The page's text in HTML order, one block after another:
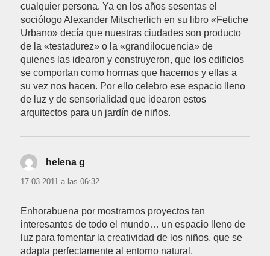
cualquier persona. Ya en los años sesentas el
sociólogo Alexander Mitscherlich en su libro «Fetiche
Urbano» decía que nuestras ciudades son producto
de la «testadurez» o la «grandilocuencia» de
quienes las idearon y construyeron, que los edificios
se comportan como hormas que hacemos y ellas a
su vez nos hacen. Por ello celebro ese espacio lleno
de luz y de sensorialidad que idearon estos
arquitectos para un jardín de niños.
helena g
17.03.2011 a las 06:32
Enhorabuena por mostrarnos proyectos tan
interesantes de todo el mundo… un espacio lleno de
luz para fomentar la creatividad de los niños, que se
adapta perfectamente al entorno natural.